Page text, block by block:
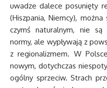
uwadze dalece posunięty
(Hiszpania, Niemcy),
czymś naturalnym, nie są
normy, ale wypływają z
z regionalizmem. W
nowym, dotychczas
ogólny sprzeciw. Strach